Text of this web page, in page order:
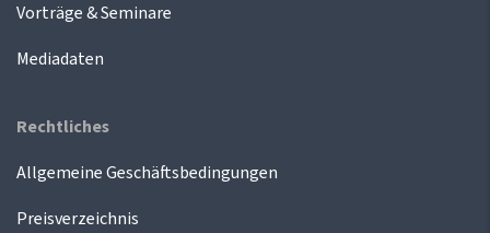
Vorträge & Seminare
Mediadaten
Rechtliches
Allgemeine Geschäftsbedingungen
Preisverzeichnis